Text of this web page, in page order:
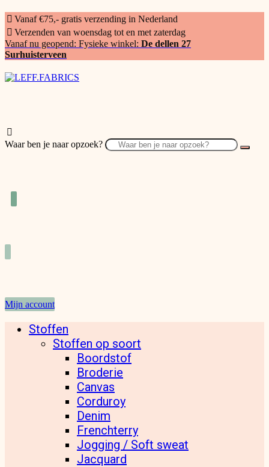
Vanaf €75,- gratis verzending in Nederland
Verzenden van woensdag tot en met zaterdag
Vanaf nu geopend: Fysieke winkel: De dellen 27
Surhuisterveen
Waar ben je naar opzoek?
Mijn account
Stoffen
Stoffen op soort
Boordstof
Broderie
Canvas
Corduroy
Denim
Frenchterry
Jogging / Soft sweat
Jacquard